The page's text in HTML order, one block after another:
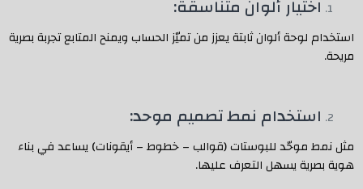
اختيار ألوان متناسقة:
استخدام لوحة ألوان ثابتة يعزز من تميّز الحساب ويمنح المتابع تجربة بصرية
مريحة.
استخدام نمط تصميم موحد:
مثل نمط موحّد للبوستات (قوالب – خطوط – أيقونات) يساعد في بناء
هوية بصرية يسهل التعرف عليها.